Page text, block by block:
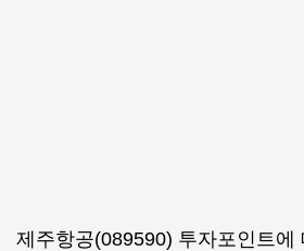
제주항공(089590) 투자포인트에